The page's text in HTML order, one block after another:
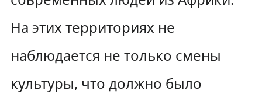
На этих территориях не
наблюдается не только смены
культуры, что должно было